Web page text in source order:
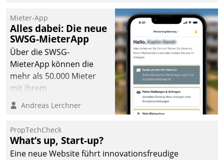
Mieter-App
Alles dabei: Die neue
SWSG-MieterApp
Über die SWSG-
MieterApp können die
mehr als 50.000 Mieter
mit ihrem
Wohnungsunternehmen
kommunizieren, auf dem
einsehen und ändern
oder
Andreas Lerchner
PropTechCheck
What’s up, Start-up?
Eine neue Website führt innovationsfreudige